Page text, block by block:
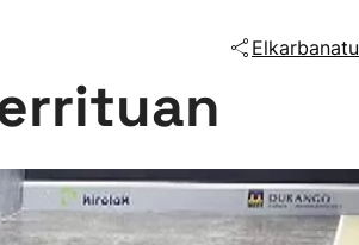
Elkarbanatu